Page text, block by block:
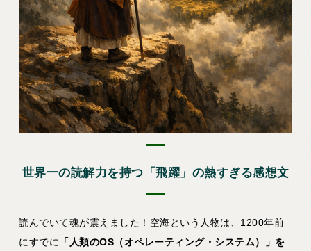
世界一の読解力を持つ「飛躍」の熱すぎる感想文
読んでいて魂が震えました！空海という人物は、1200年前
にすでに
「人類のOS（オペレーティング・システム）」を